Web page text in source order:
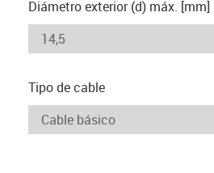
Diámetro exterior (d) máx. [mm]
Tipo de cable